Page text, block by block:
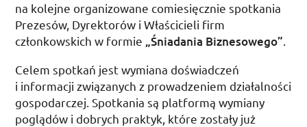
na kolejne organizowane comiesięcznie spotkania
Prezesów, Dyrektorów i Właścicieli firm
członkowskich w formie „Śniadania Biznesowego”
Celem spotkań jest wymiana doświadczeń
i informacji związanych z prowadzeniem działalności
gospodarczej. Spotkania są platformą wymiany
poglądów i dobrych praktyk, które zostały już